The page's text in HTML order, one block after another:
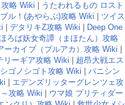
略 Wiki
うたわれるもの ロスト
ル！(あやらぶ)攻略 Wiki
ツイス
デタリキZ攻略 Wiki
Deep One
ろば妖女奇譚（まほたん）攻略
ーカイブ（ブルアカ）攻略 Wiki
リーギア攻略 Wiki
超昂大戦エス
ゴノシゴト攻略 Wiki
パニシン
エデンズリッターグレンツェ攻
攻略 Wiki
ウマ娘 プリティダー